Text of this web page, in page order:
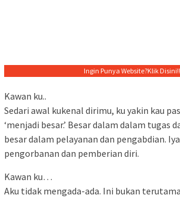
Ingin Punya Website?Klik
Kawan ku..
Sedari awal kukenal dirimu, ku yakin kau
‘menjadi besar.’ Besar dalam dalam tugas
besar dalam pelayanan dan pengabdian.
pengorbanan dan pemberian diri.
Kawan ku…
Aku tidak mengada-ada. Ini bukan